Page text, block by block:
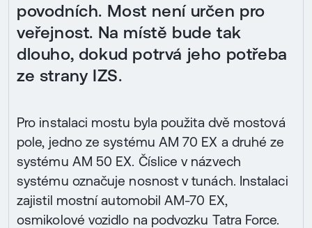
povodních. Most není určen pro
veřejnost. Na místě bude tak
dlouho, dokud potrvá jeho potřeba
ze strany IZS.
Pro instalaci mostu byla použita dvě mostová
pole, jedno ze systému AM 70 EX a druhé ze
systému AM 50 EX. Číslice v názvech
systému označuje nosnost v tunách. Instalaci
zajistil mostní automobil AM-70 EX,
osmikolové vozidlo na podvozku Tatra Force.